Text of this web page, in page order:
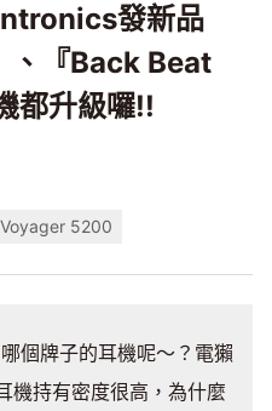
發新品
、『Back Beat
都升級囉!!
5200
個牌子的耳機呢～？電獺
機持有密度很高，為什麼